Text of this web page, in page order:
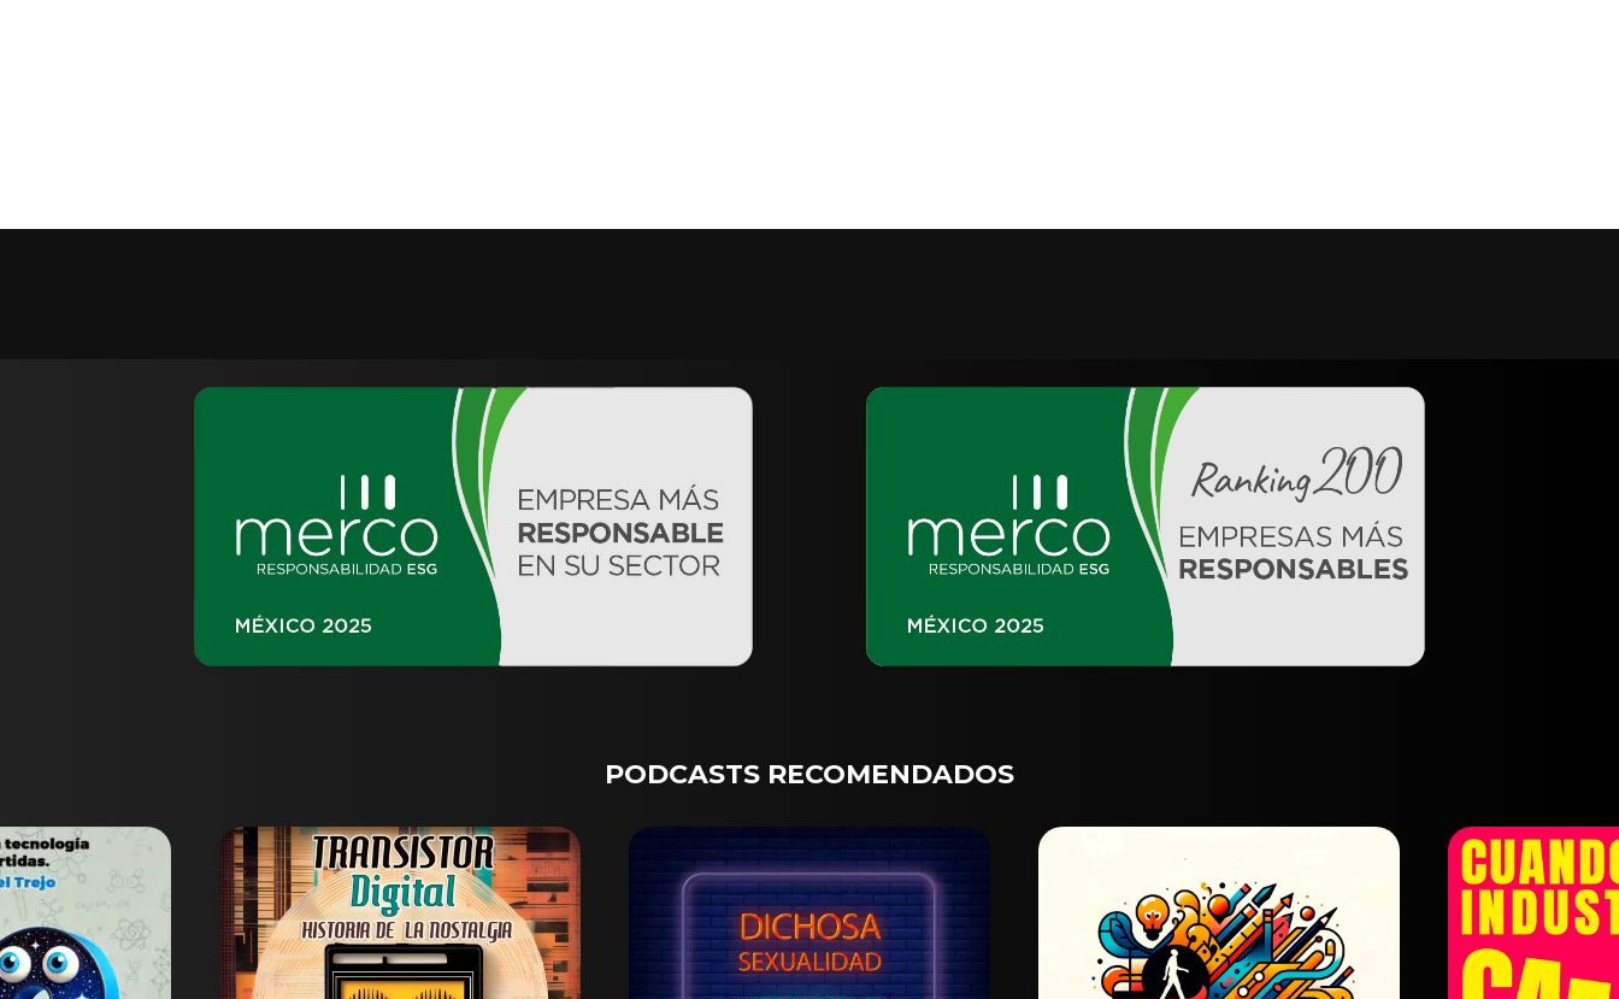
PODCASTS RECOMENDADOS